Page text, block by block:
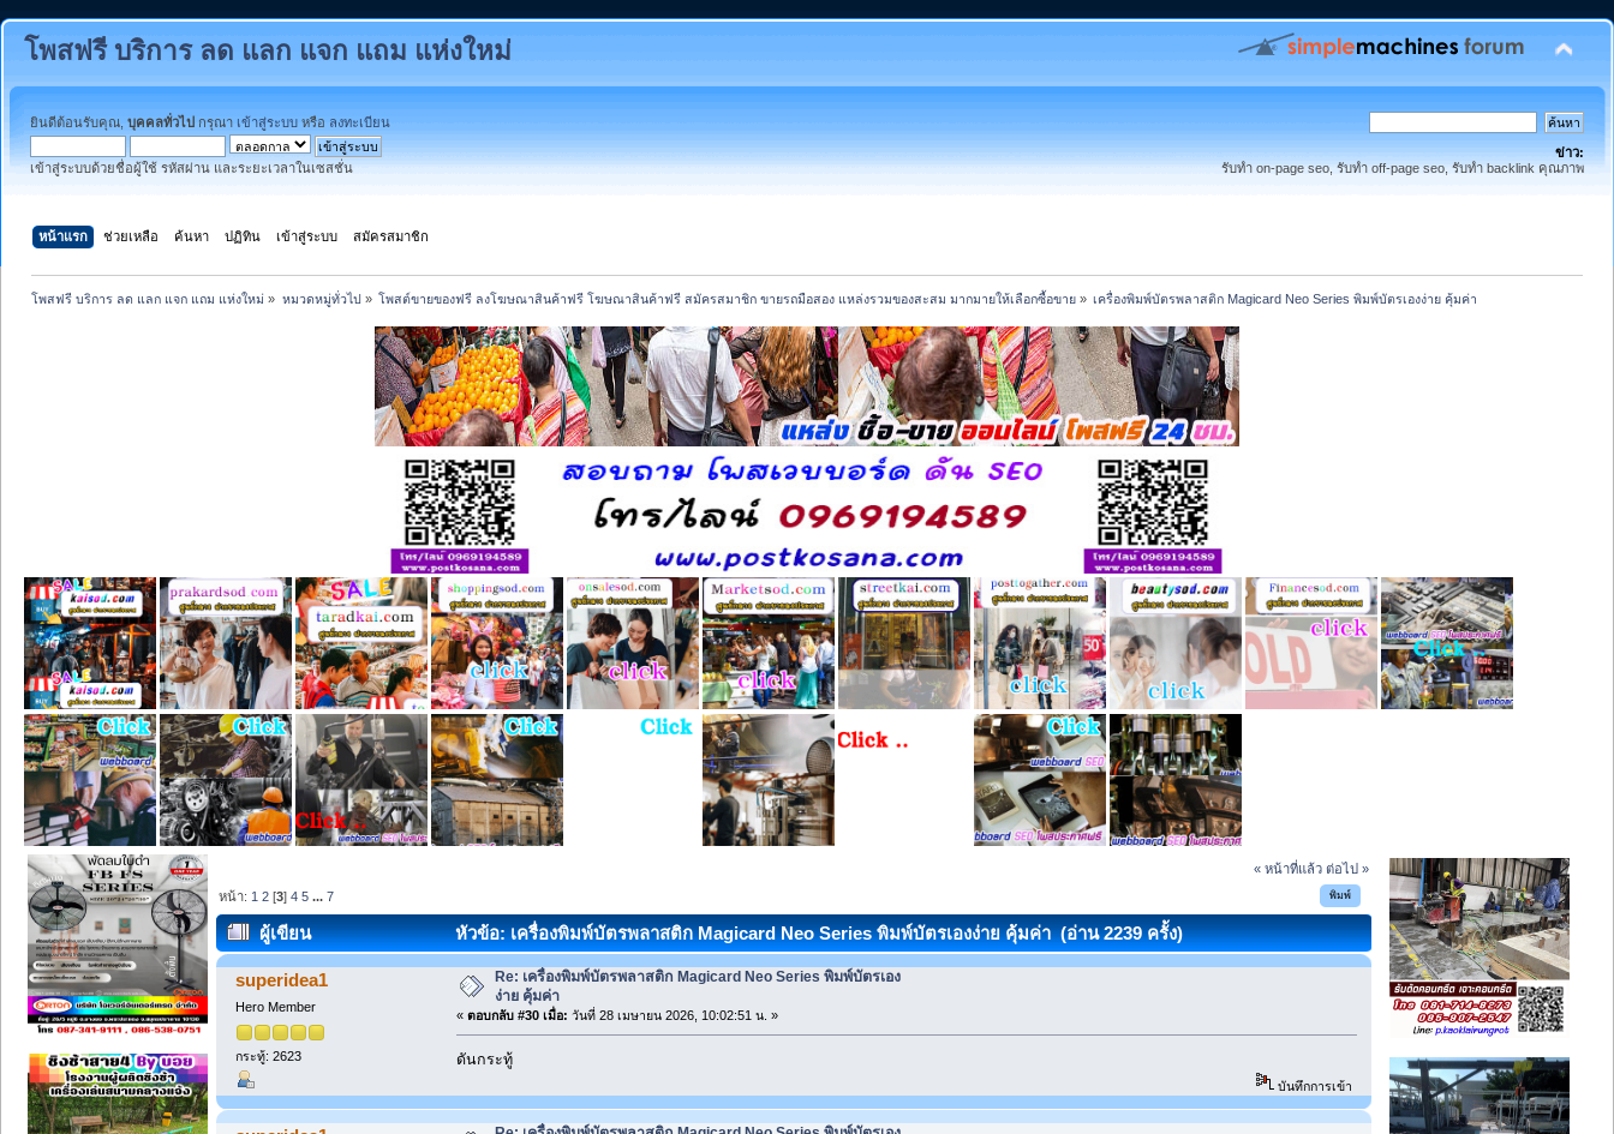
โพสฟรี บริการ ลด แลก แจก แถม แห่งใหม่
ยินดีต้อนรับคุณ, บุคคลทั่วไป กรุณา เข้าสู่ระบบ หรือ ลงทะเบียน
เข้าสู่ระบบด้วยชื่อผู้ใช้ รหัสผ่าน และระยะเวลาในเซสชั่น
ข่าว:
รับทำ on-page seo, รับทำ off-page seo, รับทำ backlink คุณภาพ
หน้าแรก ช่วยเหลือ ค้นหา ปฏิทิน เข้าสู่ระบบ สมัครสมาชิก
โพสฟรี บริการ ลด แลก แจก แถม แห่งใหม่ » หมวดหมู่ทั่วไป» โพสต์ขายของฟรี ลงโฆษณาสินค้าฟรี โฆษณาสินค้าฟรี สมัครสมาชิก ขายรถมือสอง แหล่งรวมของสะสม มากมายให้เลือกซื้อขาย» เครื่องพิมพ์บัตรพลาสติก Magicard Neo Series พิมพ์บัตรเองง่าย คุ้มค่า
« หน้าที่แล้ว ต่อไป »
พิมพ์
หน้า: 1 2 [3]4 5 ...7
ผู้เขียน หัวข้อ: เครื่องพิมพ์บัตรพลาสติก Magicard Neo Series พิมพ์บัตรเองง่าย คุ้มค่า (อ่าน 2239 ครั้ง)
superidea1
Hero Member
กระทู้: 2623
Re: เครื่องพิมพ์บัตรพลาสติก Magicard Neo Series พิมพ์บัตรเอง
ง่าย คุ้มค่า
« ตอบกลับ #30 เมื่อ: วันที่ 28 เมษายน 2026, 10:02:51 น. »
ดันกระทู้
บันทึกการเข้า